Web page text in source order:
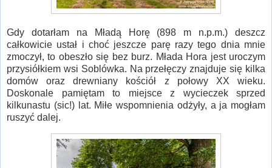
Gdy dotarłam na Mładą Horę (898 m n.p.m.) deszcz
całkowicie ustał i choć jeszcze parę razy tego dnia mnie
zmoczył, to obeszło się bez burz. Młada Hora jest uroczym
przysiółkiem wsi Soblówka. Na przełęczy znajduje się kilka
domów oraz drewniany kościół z połowy XX wieku.
Doskonale pamiętam to miejsce z wycieczek sprzed
kilkunastu (sic!) lat. Miłe wspomnienia odżyły, a ja mogłam
ruszyć dalej.